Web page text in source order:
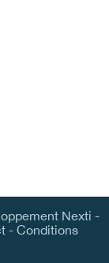
Nexti -
- Conditions